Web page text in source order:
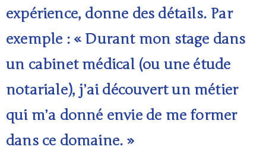
expérience, donne des détails. Par
exemple : « Durant mon stage dans
un cabinet médical (ou une étude
notariale), j’ai découvert un métier
qui m’a donné envie de me former
dans ce domaine. »